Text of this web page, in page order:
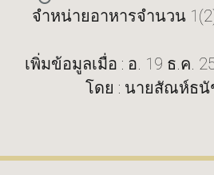
จำหน่ายอาหารจำนวน
เพิ่มข้อมูลเมื่อ : อ. 19 ธ.ค.
โดย : นายสัณห์ธนั